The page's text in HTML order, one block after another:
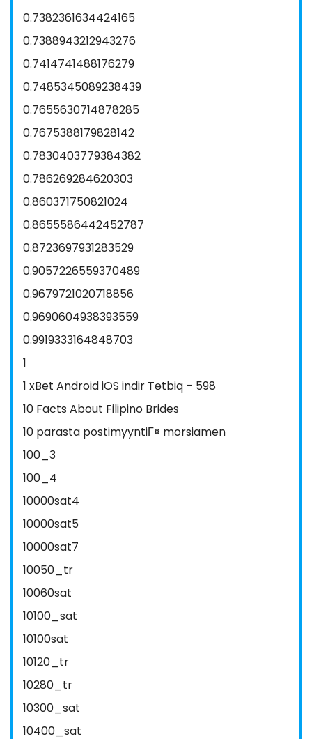
0.7382361634424165
0.7388943212943276
0.7414741488176279
0.7485345089238439
0.7655630714878285
0.7675388179828142
0.7830403779384382
0.786269284620303
0.860371750821024
0.8655586442452787
0.8723697931283529
0.9057226559370489
0.9679721020718856
0.9690604938393559
0.9919333164848703
1
1 xBet Android iOS indir Tətbiq – 598
10 Facts About Filipino Brides
10 parasta postimyyntiГ¤ morsiamen
100_3
100_4
10000sat4
10000sat5
10000sat7
10050_tr
10060sat
10100_sat
10100sat
10120_tr
10280_tr
10300_sat
10400_sat